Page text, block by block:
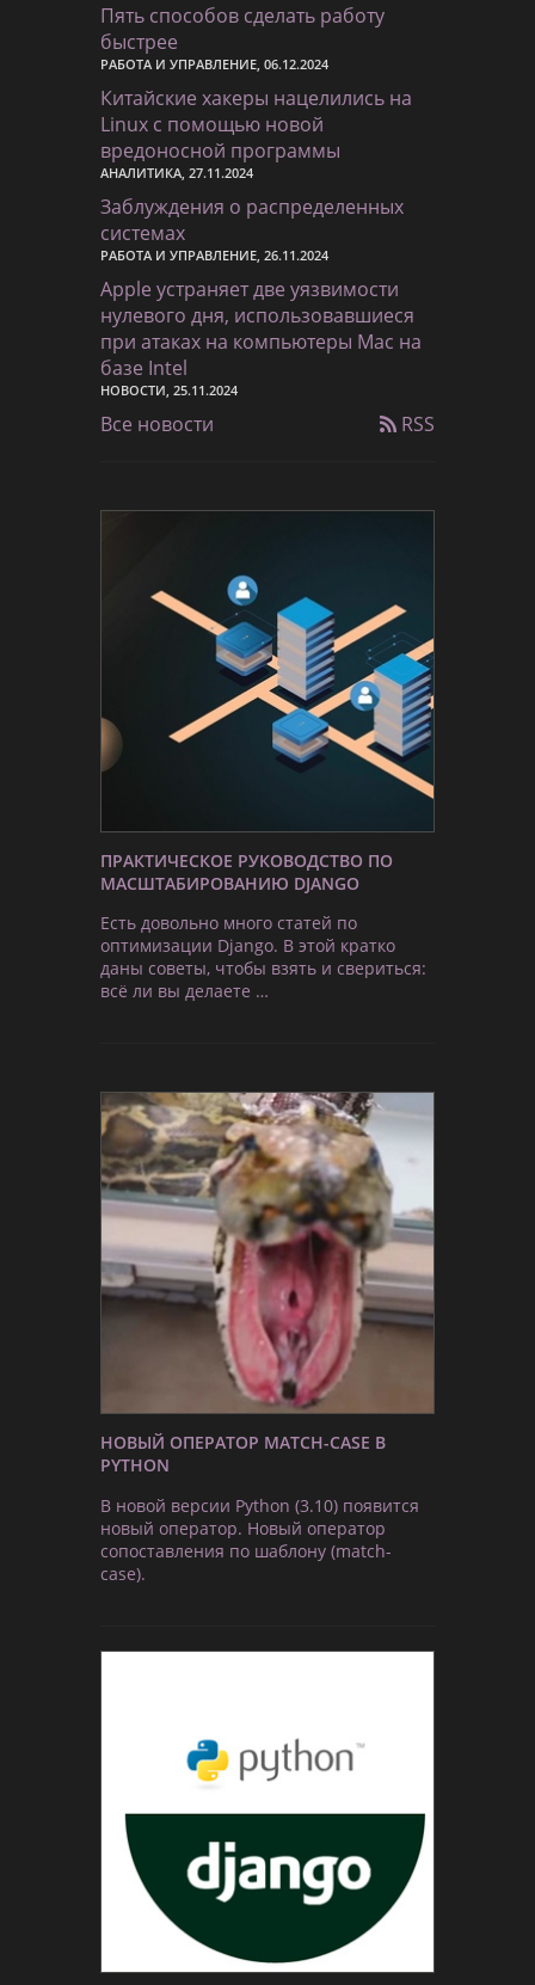
Пять способов сделать работу
быстрее
РАБОТА И УПРАВЛЕНИЕ, 06.12.2024
Китайские хакеры нацелились на
Linux с помощью новой
вредоносной программы
АНАЛИТИКА, 27.11.2024
Заблуждения о распределенных
системах
РАБОТА И УПРАВЛЕНИЕ, 26.11.2024
Apple устраняет две уязвимости
нулевого дня, использовавшиеся
при атаках на компьютеры Mac на
базе Intel
НОВОСТИ, 25.11.2024
Все новости RSS
ПРАКТИЧЕСКОЕ РУКОВОДСТВО ПО
МАСШТАБИРОВАНИЮ DJANGO
Есть довольно много статей по
оптимизации Django. В этой кратко
даны советы, чтобы взять и свериться:
всё ли вы делаете …
НОВЫЙ ОПЕРАТОР MATCH-CASE В
PYTHON
В новой версии Python (3.10) появится
новый оператор. Новый оператор
сопоставления по шаблону (match-
case).